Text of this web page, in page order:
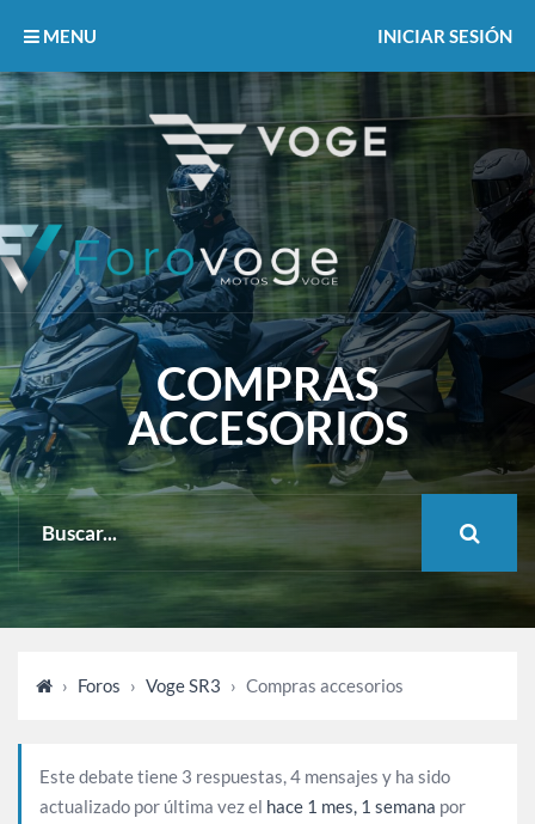
MENU INICIAR SESIÓN
COMPRAS
ACCESORIOS
› Foros › Voge SR3 › Compras accesorios
Este debate tiene 3 respuestas, 4 mensajes y ha sido
actualizado por última vez el hace 1 mes, 1 semana por